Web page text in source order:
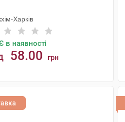
Харків
в наявності
58.00 грн